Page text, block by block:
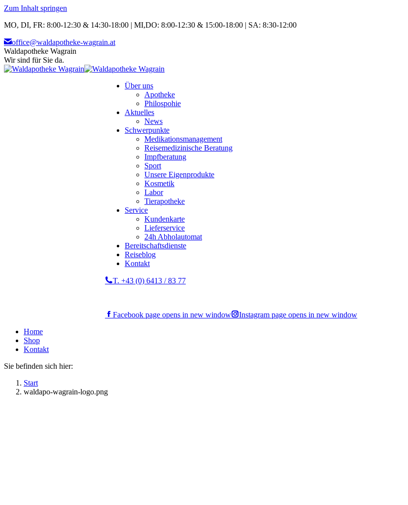
Zum Inhalt springen
MO, DI, FR: 8:00-12:30 & 14:30-18:00 | MI,DO: 8:00-12:30 & 15:00-18:00 | SA: 8:30-12:00
office@waldapotheke-wagrain.at
Waldapotheke Wagrain
Wir sind für Sie da.
Über uns
Apotheke
Philospohie
Aktuelles
News
Schwerpunkte
Medikationsmanagement
Reisemedizinische Beratung
Impfberatung
Sport
Unsere Eigenprodukte
Kosmetik
Labor
Tierapotheke
Service
Kundenkarte
Lieferservice
24h Abholautomat
Bereitschaftsdienste
Reiseblog
Kontakt
T. +43 (0) 6413 / 83 77
Facebook page opens in new window
Instagram page opens in new window
Home
Shop
Kontakt
Sie befinden sich hier:
Start
waldapo-wagrain-logo.png